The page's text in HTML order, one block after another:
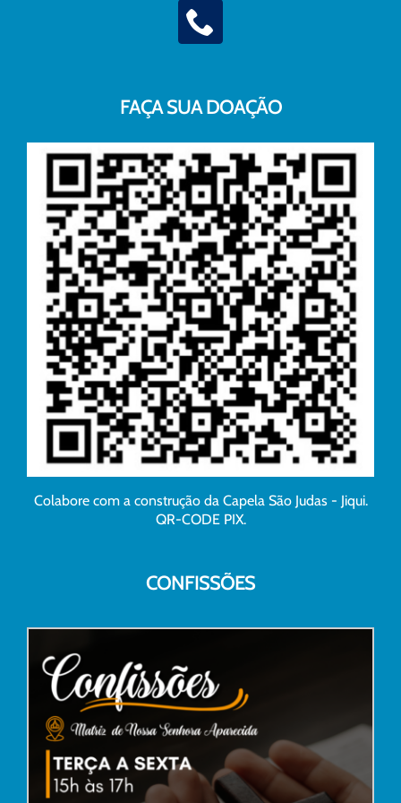
FAÇA SUA DOAÇÃO
Colabore com a construção da Capela São Judas - Jiqui.
QR-CODE PIX.
CONFISSÕES